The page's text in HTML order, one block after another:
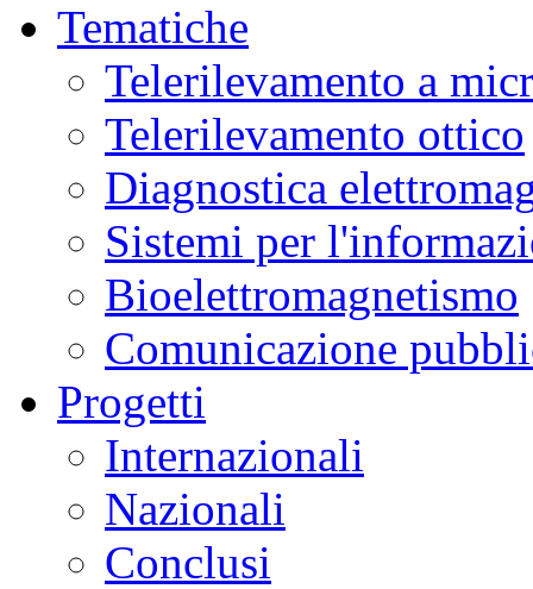
Tematiche
Telerilevamento a
Telerilevamento ottico
Diagnostica
Sistemi per
Bioelettromagnetismo
Comunicazione
Progetti
Internazionali
Nazionali
Conclusi